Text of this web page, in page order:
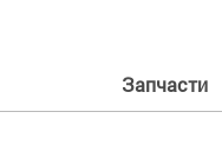
Запчасти